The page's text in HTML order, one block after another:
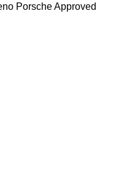
Porsche Approved